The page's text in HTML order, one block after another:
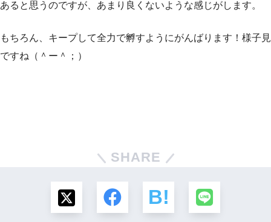
あると思うのですが、あまり良くないような感じがします。
もちろん、キープして全力で孵すようにがんばります！様子見
ですね（＾ー＾；）
SHARE